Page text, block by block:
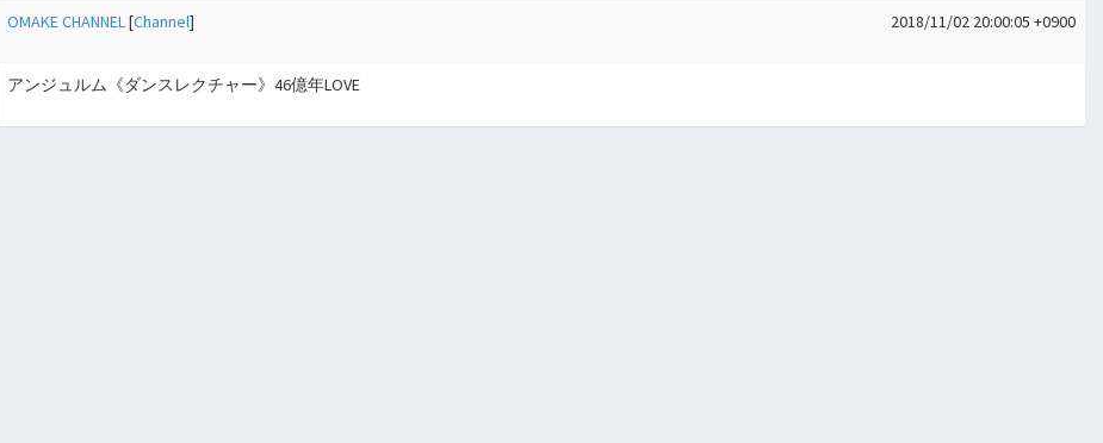
OMAKE CHANNEL [Channel] 2018/11/02 20:00:05 +0900
アンジュルム《ダンスレクチャー》46億年LOVE